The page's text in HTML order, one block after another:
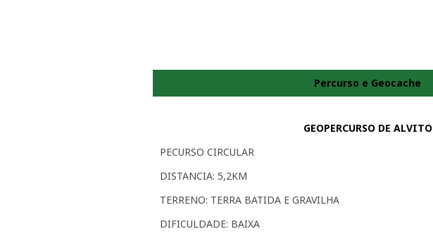
Percurso e Geocache
GEOPERCURSO DE ALVITO
PECURSO CIRCULAR
DISTANCIA: 5,2KM
TERRENO: TERRA BATIDA E GRAVILHA
DIFICULDADE: BAIXA